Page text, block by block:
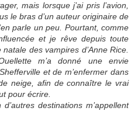
mais lorsque j’ai pris l’avion,
le bras d’un auteur originaire de
parle un peu. Pourtant, comme
et je rêve depuis toute
des vampires d’Anne Rice.
m’a donné une envie
et de m’enfermer dans
neige, afin de connaître le vrai
pour écrire.
destinations m’appellent